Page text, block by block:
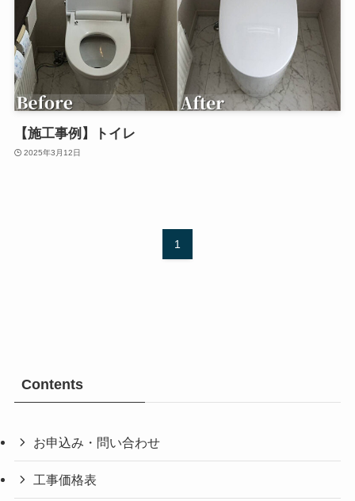
【施工事例】トイレ
2025年3月12日
1
Contents
お申込み・問い合わせ
工事価格表